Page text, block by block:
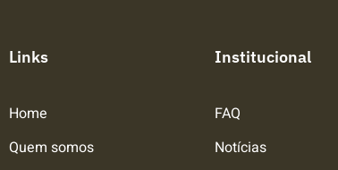
Links
Home
Quem somos
Institucional
FAQ
Notícias